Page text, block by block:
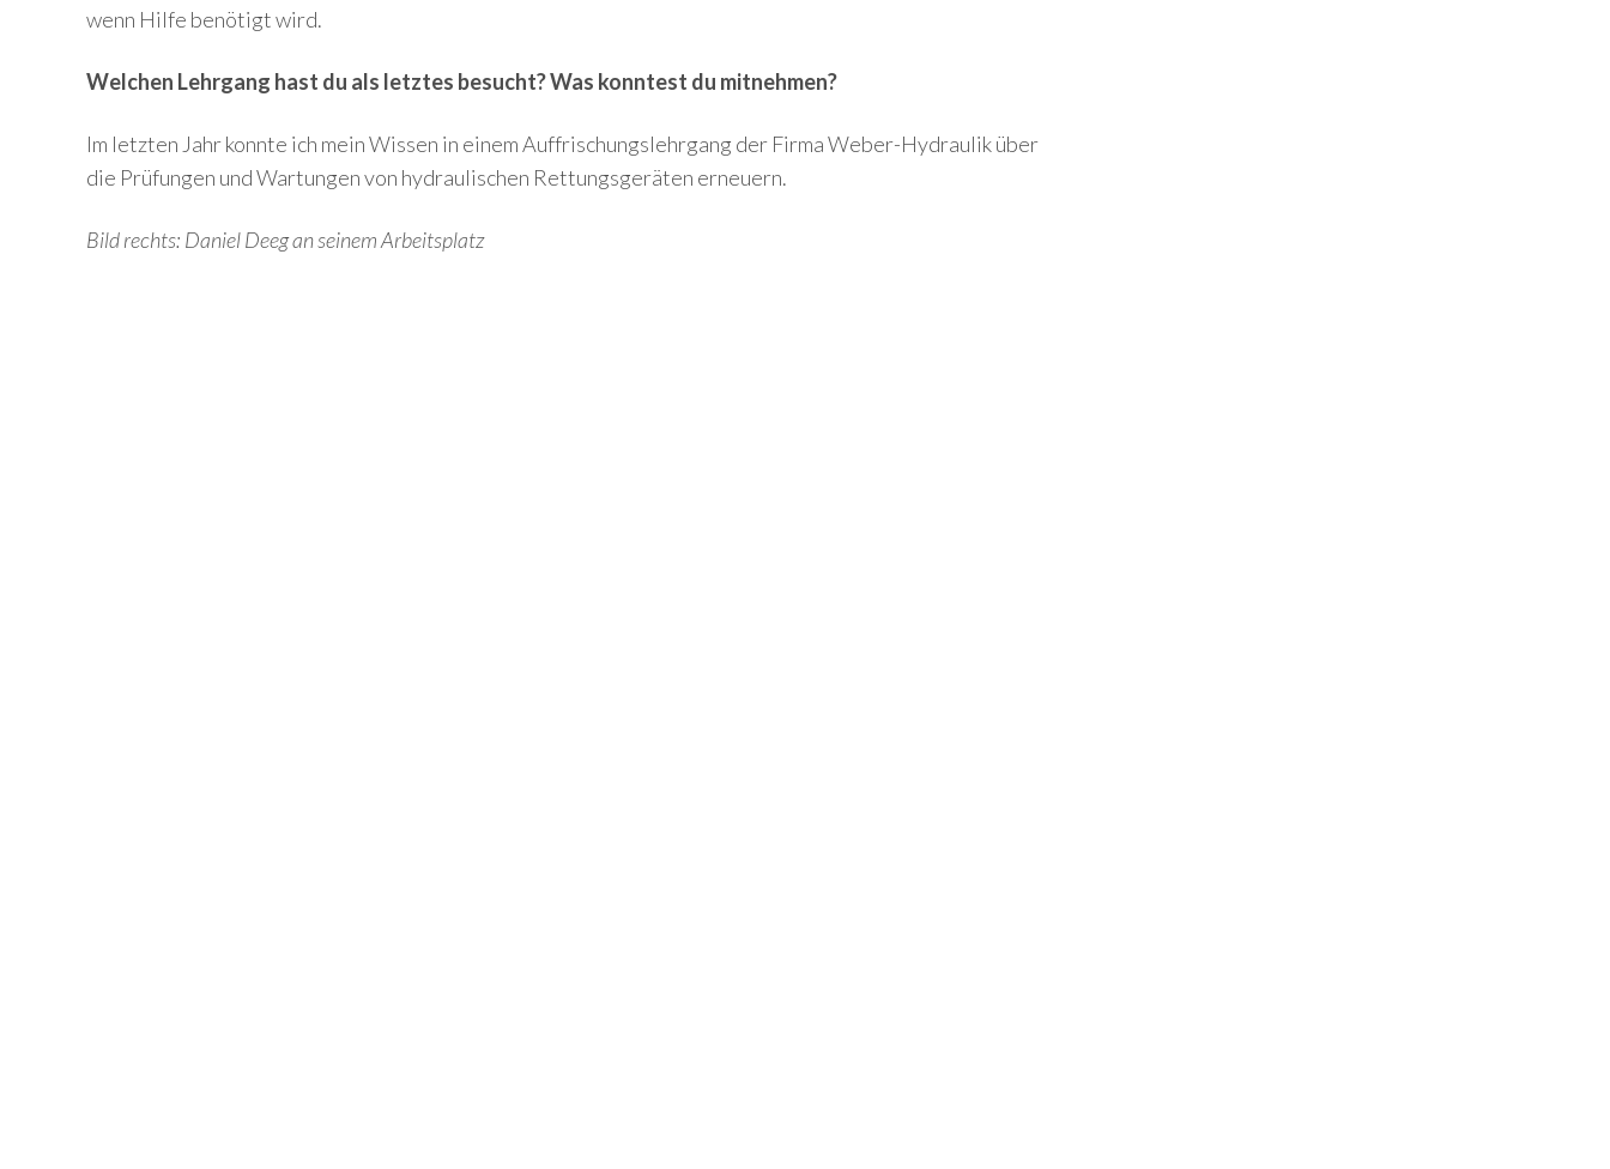
wenn Hilfe benötigt wird.
Welchen Lehrgang hast du als letztes besucht? Was konntest du mitnehmen?
Im letzten Jahr konnte ich mein Wissen in einem Auffrischungslehrgang der Firma Weber-Hydraulik über
die Prüfungen und Wartungen von hydraulischen Rettungsgeräten erneuern.
Bild rechts: Daniel Deeg an seinem Arbeitsplatz